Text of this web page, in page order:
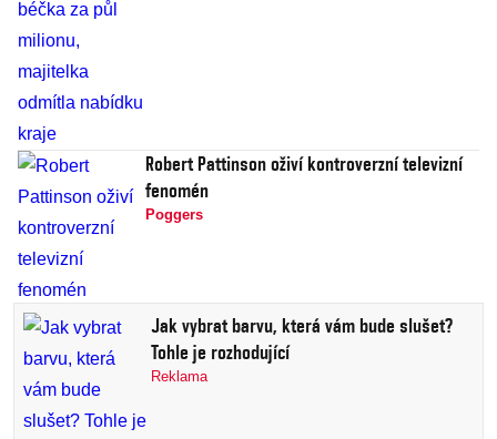
Robert Pattinson oživí kontroverzní televizní
fenomén
Poggers
Jak vybrat barvu, která vám bude slušet?
Tohle je rozhodující
Reklama